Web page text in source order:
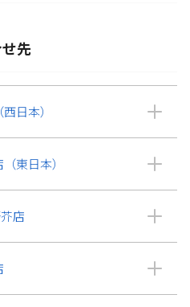
先
日本）
東日本）
店